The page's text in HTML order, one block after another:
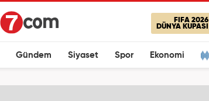
FIFA 2026
DÜNYA KUPASI
Gündem Siyaset Spor Ekonomi